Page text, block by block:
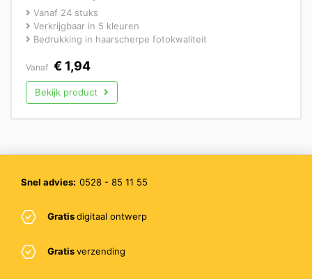
Vanaf 24 stuks
Verkrijgbaar in 5 kleuren
Bedrukking in haarscherpe fotokwaliteit
Vanaf € 1,94
Bekijk product
Snel advies: 0528 - 85 11 55
Gratisdigitaal ontwerp
Gratisverzending